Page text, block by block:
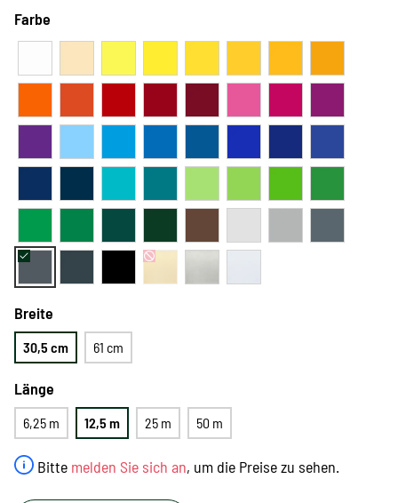
Bitte melden Sie sich an, um die Preise zu sehen.
Farbe
Breite
30,5 cm 61 cm
Länge
6,25 m 12,5 m 25 m 50 m